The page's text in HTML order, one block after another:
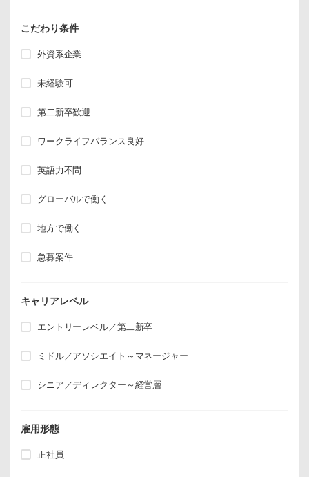
こだわり条件
外資系企業
未経験可
第二新卒歓迎
ワークライフバランス良好
英語力不問
グローバルで働く
地方で働く
急募案件
キャリアレベル
エントリーレベル／第二新卒
ミドル／アソシエイト～マネージャー
シニア／ディレクター～経営層
雇用形態
正社員